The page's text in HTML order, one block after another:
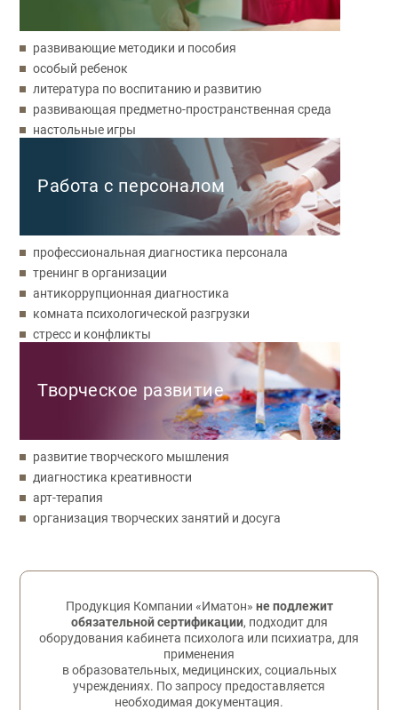
развивающие методики и пособия
особый ребенок
литература по воспитанию и развитию
развивающая предметно-пространственная среда
настольные игры
Работа с персоналом
профессиональная диагностика персонала
тренинг в организации
антикоррупционная диагностика
комната психологической разгрузки
стресс и конфликты
Творческое развитие
развитие творческого мышления
диагностика креативности
арт-терапия
организация творческих занятий и досуга
Обратная связь
Продукция Компании «Иматон» не подлежит
обязательной сертификации, подходит для
оборудования кабинета психолога или психиатра, для
применения
в образовательных, медицинских, социальных
учреждениях. По запросу предоставляется
необходимая документация.